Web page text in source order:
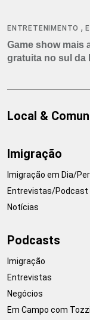
ENTRETENIMENTO ,
Game show mais
gratuita no sul da
Local &
Imigração
Imigração em Dia/
Entrevistas/Podcast
Notícias
Podcasts
Imigração
Entrevistas
Negócios
Em Campo com Tozzi